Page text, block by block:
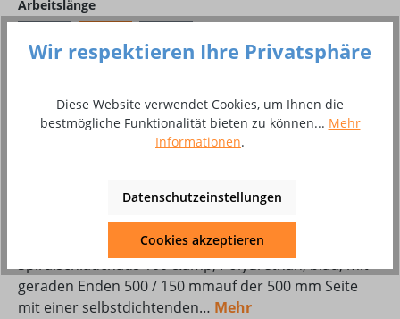
Arbeitslängeauswählen
Zum Merkzettel hinzufügen
Spiralschlauchaus 100 &amp; Polyurethan, blau, mit
geraden Enden 500 / 150 mmauf der 500 mm Seite
mit einer selbstdichtenden… Mehr
Wir respektieren Ihre Privatsphäre
Diese Website verwendet Cookies, um Ihnen die
bestmögliche Funktionalität bieten zu können... Mehr
Informationen.
Datenschutzeinstellungen
Cookies akzeptieren